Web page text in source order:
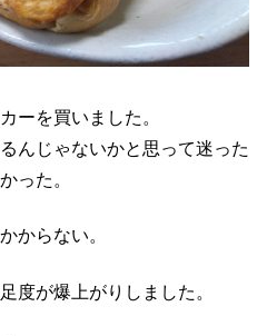
ーを買いました。
んじゃないかと思って迷った
った。
からない。
度が爆上がりしました。